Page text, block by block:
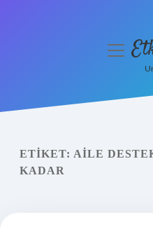
Yasal Uyarı
menüyü
ETIKET: AILE
KADAR